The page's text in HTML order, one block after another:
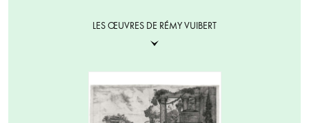
LES ŒUVRES DE RÉMY VUIBERT